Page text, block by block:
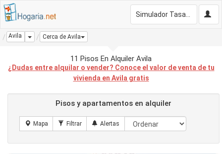
Avila Dropdown
Cerca de Avila
11 Pisos En Alquiler Avila
¿Dudas entre alquilar o vender? Conoce el valor de venta de tu
vivienda en Avila gratis
Pisos y apartamentos en alquiler